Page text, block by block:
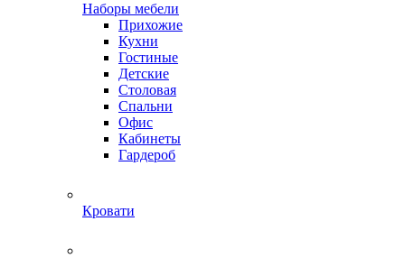
Наборы мебели
Прихожие
Кухни
Гостиные
Детские
Столовая
Спальни
Офис
Кабинеты
Гардероб
Кровати